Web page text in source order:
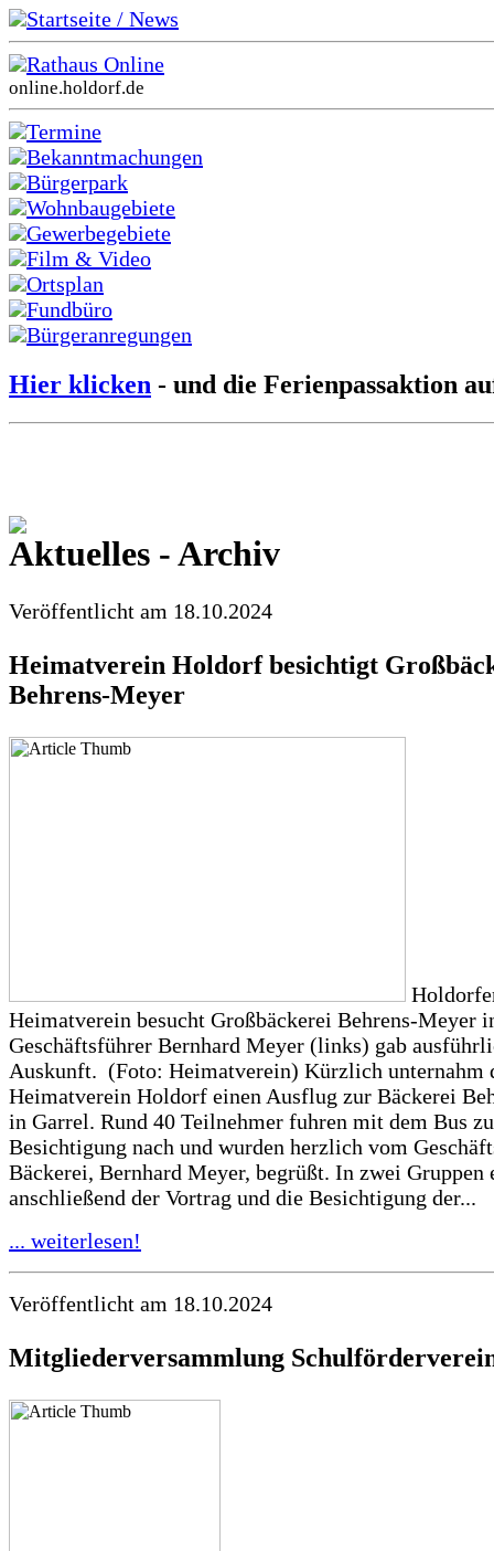
Startseite / News
Rathaus Online
online.holdorf.de
Termine
Bekanntmachungen
Bürgerpark
Wohnbaugebiete
Gewerbegebiete
Film & Video
Ortsplan
Fundbüro
Bürgeranregungen
Hier klicken - und die Ferienpassaktion
Aktuelles - Archiv
Veröffentlicht am 18.10.2024
Heimatverein Holdorf besichtigt
Behrens-Meyer
Heimatverein besucht Großbäckerei Behrens-Meyer
Geschäftsführer Bernhard Meyer (links) gab
Auskunft. (Foto: Heimatverein) Kürzlich unternahm
Heimatverein Holdorf einen Ausflug zur Bäckerei
in Garrel. Rund 40 Teilnehmer fuhren mit dem Bus
Besichtigung nach und wurden herzlich vom
Bäckerei, Bernhard Meyer, begrüßt. In zwei Gruppen
anschließend der Vortrag und die Besichtigung der...
... weiterlesen!
Veröffentlicht am 18.10.2024
Mitgliederversammlung